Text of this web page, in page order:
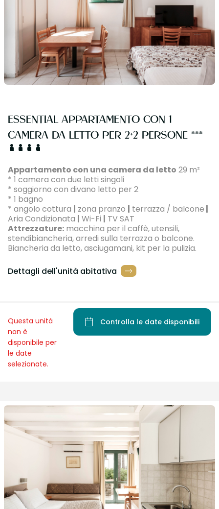
ESSENTIAL APPARTAMENTO CON 1
CAMERA DA LETTO PER 2+2 PERSONE ***
Appartamento con una camera da letto 29 m²
* 1 camera con due letti singoli
* soggiorno con divano letto per 2
* 1 bagno
* angolo cottura | zona pranzo | terrazza / balcone |
Aria Condizionata | Wi-Fi | TV SAT
Attrezzature: macchina per il caffè, utensili,
stendibiancheria, arredi sulla terrazza o balcone.
Biancheria da letto, asciugamani, kit per la pulizia.
Dettagli dell'unità abitativa
Questa unità
non è
disponibile per
le date
selezionate.
Controlla le date disponibili